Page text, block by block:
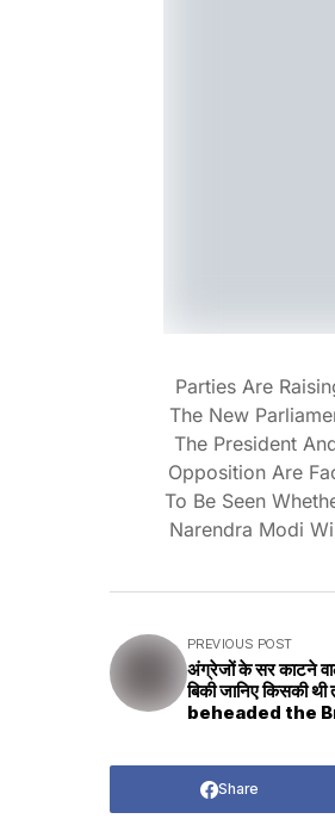
Parties Are
The New
The President
Opposition Are
To Be Seen
Narendra Modi
PREVIOUS POST
अंग्रेजों के सर काटने
बिकी जानिए किसकी थी तलवार The
beheaded the
Share